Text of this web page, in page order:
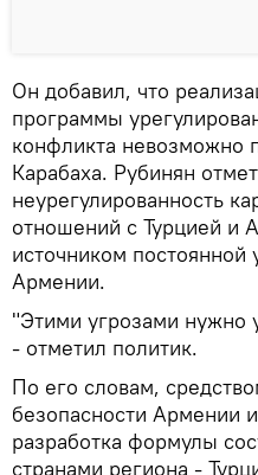
Он добавил, что
программы
конфликта невозможно
Карабаха. Рубинян
неурегулированность
отношений с Турцией и
источником постоянной
Армении.
"Этими угрозами нужно
- отметил политик.
По его словам,
безопасности Армении
разработка формулы
странами региона -